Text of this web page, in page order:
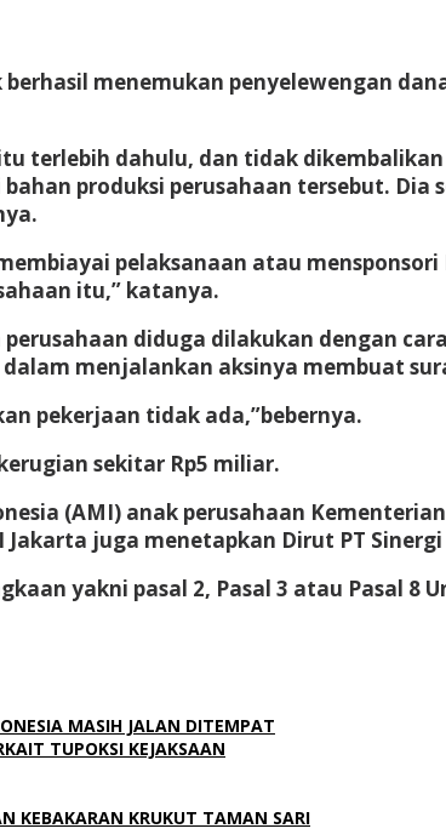
menemukan penyelewengan
terlebih dahulu, dan tidak
produksi perusahaan tersebut.
pelaksanaan atau
itu,” katanya.
diduga dilakukan dengan
menjalankan aksinya membuat
pekerjaan tidak ada,”bebernya.
sekitar Rp5 miliar.
(AMI) anak perusahaan
juga menetapkan Dirut PT
yakni pasal 2, Pasal 3 atau Pasal 8
MASIH JALAN DITEMPAT
TUPOKSI KEJAKSAAN
KEBAKARAN KRUKUT TAMAN SARI